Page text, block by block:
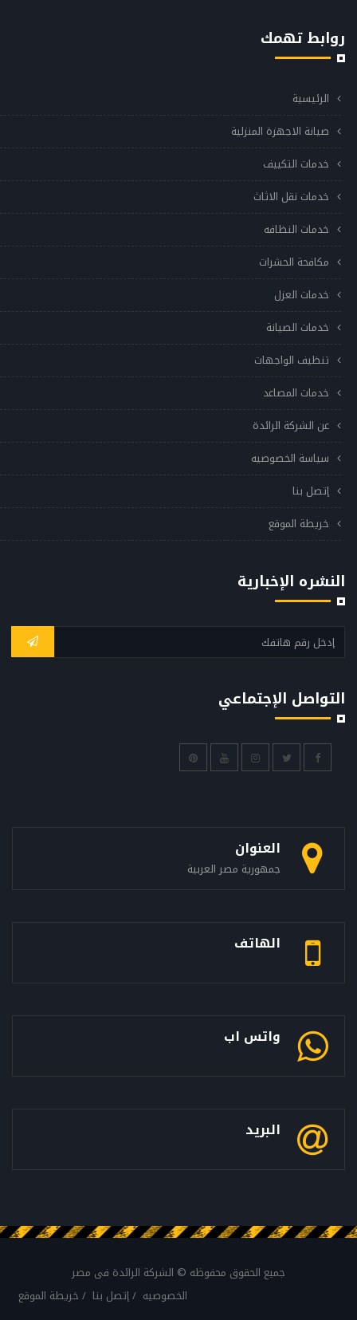
روابط تهمك
الرئيسية
صيانة الاجهزة المنزلية
خدمات التكييف
خدمات نقل الاثاث
خدمات النظافه
مكافحة الحشرات
خدمات العزل
خدمات الصيانة
تنظيف الواجهات
خدمات المصاعد
عن الشركة الرائدة
سياسة الخصوصيه
إتصل بنا
خريطة الموقع
النشره الإخبارية
التواصل الإجتماعي
العنوان
جمهورية مصر العربية
الهاتف
واتس اب
البريد
جميع الحقوق محفوظه © الشركة الرائدة فى مصر
الخصوصيه
إتصل بنا خريطة الموقع